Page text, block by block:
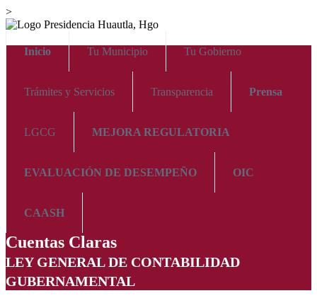
>
Inicio Tu Municipio Tu Gobierno
Trámites y Servicios Transparencia Prensa
LGCG MEJORA REGULATORIA
EVALUACIÓN DE DESEMPEÑO OIC
CAASH
Cuentas Claras
LEY GENERAL DE CONTABILIDAD
GUBERNAMENTAL